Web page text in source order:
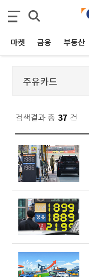
마켓 금융 부동산
검색결과 총 37 건